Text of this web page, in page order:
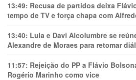
13:49: Recusa de partidos deixa
tempo de TV e força chapa com
13:40: Lula e Davi Alcolumbre se
Alexandre de Moraes para retomar
11:57: Rejeição do PP a Flávio
Rogério Marinho como vice